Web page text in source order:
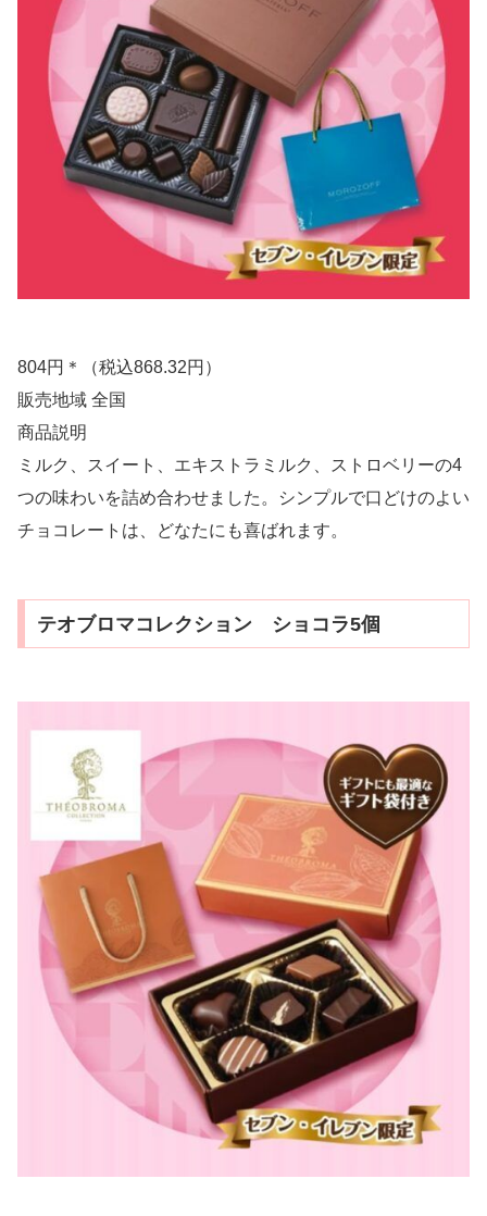
804円＊（税込868.32円）
販売地域 全国
商品説明
ミルク、スイート、エキストラミルク、ストロベリーの4
つの味わいを詰め合わせました。シンプルで口どけのよい
チョコレートは、どなたにも喜ばれます。
テオブロマコレクション ショコラ5個